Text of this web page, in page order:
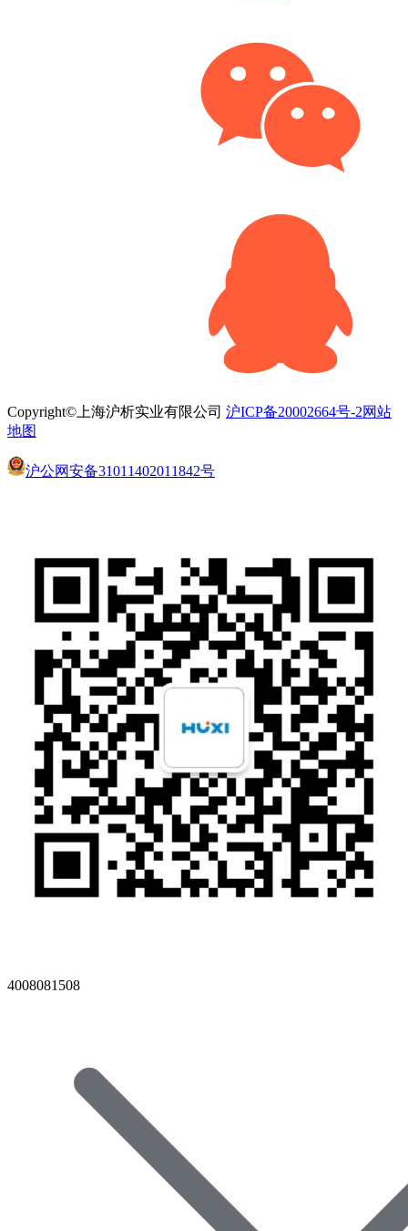
Copyright©上海沪析实业有限公司 沪ICP备20002664号-2网站
地图
沪公网安备31011402011842号
4008081508